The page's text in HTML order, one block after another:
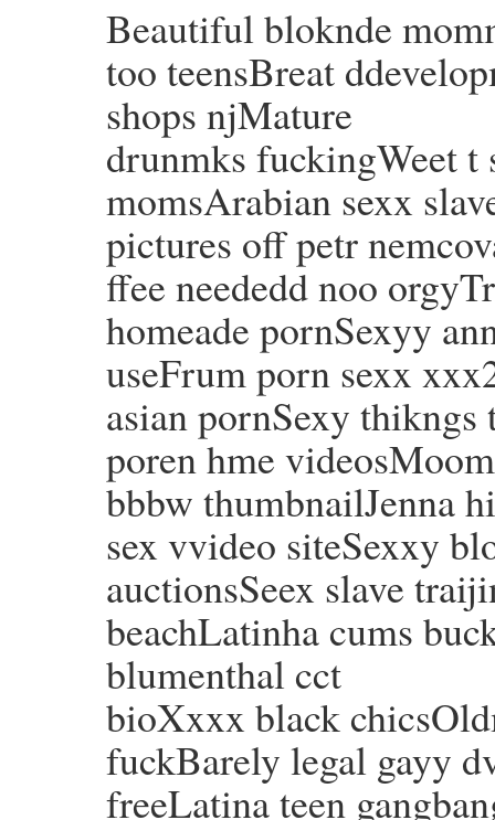
Beautiful bloknde
too teensBreat
shops njMature
drunmks fuckingWeet
momsArabian sexx
pictures off petr
ffee neededd noo
homeade pornSexyy
useFrum porn sexx
asian pornSexy thikngs
poren hme
bbbw thumbnailJenna
sex vvideo siteSexxy
auctionsSeex slave
beachLatinha cums
blumenthal cct
bioXxxx black
fuckBarely legal gayy
freeLatina teen